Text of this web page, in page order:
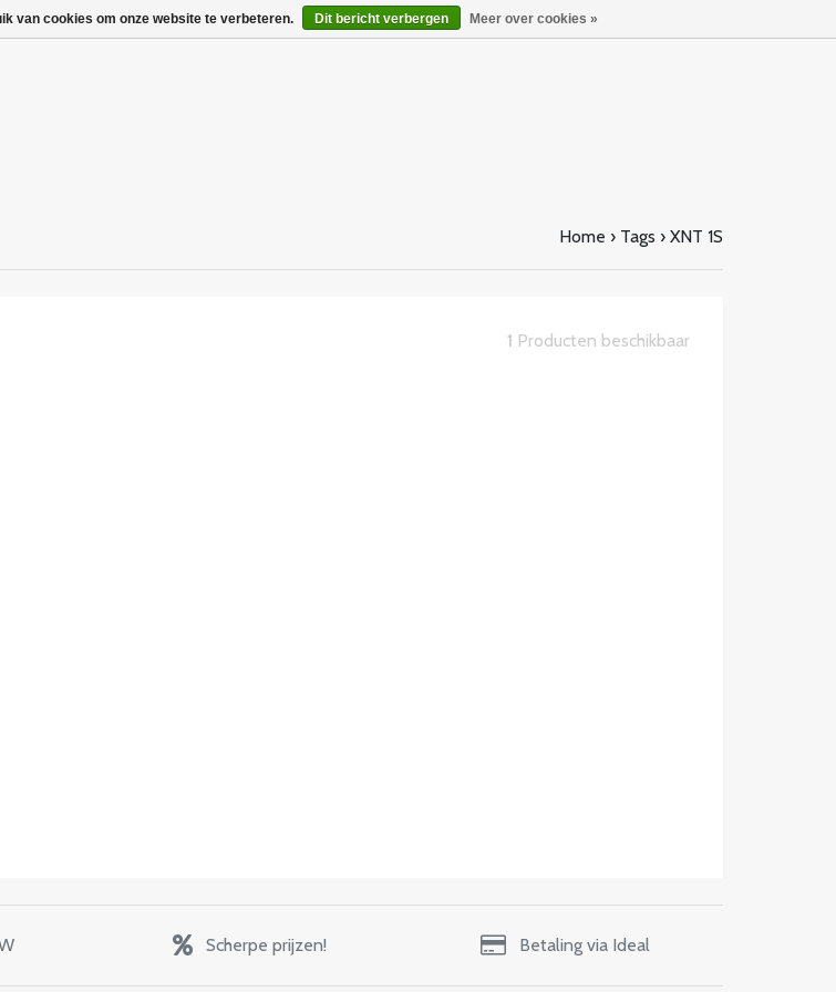
Home › Tags › XNT 1S
1 Producten beschikbaar
Scherpe prijzen! Betaling via Ideal
van cookies om onze website te verbeteren. Dit bericht verbergen Meer over cookies »